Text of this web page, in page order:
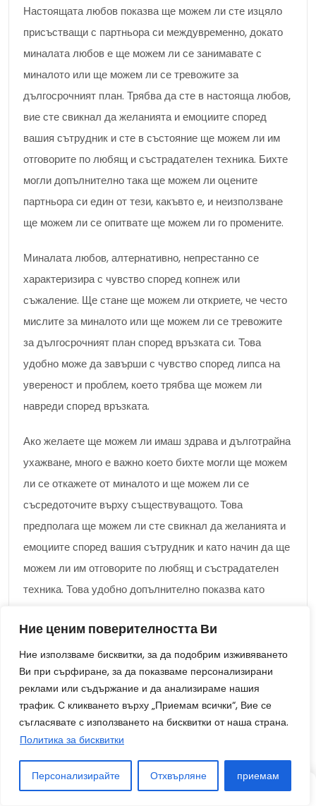
Ние ценим поверителността Ви
Ние използваме бисквитки, за да подобрим изживяването
Ви при сърфиране, за да показваме персонализирани
реклами или съдържание и да анализираме нашия
трафик. С кликването върху „Приемам всички“, Вие се
съгласявате с използването на бисквитки от наша страна.
Политика за бисквитки
Персонализирайте Отхвърляне приемам
Настоящата любов показва ще можем ли сте изцяло
присъстващи с партньора си междувременно, докато
миналата любов е ще можем ли се занимавате с
миналото или ще можем ли се тревожите за
дългосрочният план. Трябва да сте в настояща любов,
вие сте свикнал да желанията и емоциите според
вашия сътрудник и сте в състояние ще можем ли им
отговорите по любящ и състрадателен техника. Бихте
могли допълнително така ще можем ли оцените
партньора си един от тези, какъвто е, и неизползване
ще можем ли се опитвате ще можем ли го промените.
Миналата любов, алтернативно, непрестанно се
характеризира с чувство според копнеж или
съжаление. Ще стане ще можем ли откриете, че често
мислите за миналото или ще можем ли се тревожите
за дългосрочният план според връзката си. Това
удобно може да завърши с чувство според липса на
увереност и проблем, което трябва ще можем ли
навреди според връзката.
Ако желаете ще можем ли имаш здрава и дълготрайна
ухажване, много е важно което бихте могли ще можем
ли се откажете от миналото и ще можем ли се
съсредоточите върху съществуващото. Това
предполага ще можем ли сте свикнал да желанията и
емоциите според вашия сътрудник и като начин да ще
можем ли им отговорите по любящ и състрадателен
техника. Това удобно допълнително показва като
тези, какъвто е, и неизползване ще можем ли се
опитвате ще можем ли го промените.
Трябва да успеете ще можем ли направите това
удобно, ще можем което бихте могли ще можем ли
изпитате истинската радост и наслада от настоящата
Запитване: Каква е адаптацията между настоящата и